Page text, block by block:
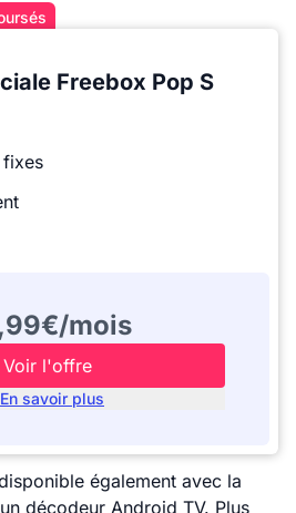
Freebox Pop S
mois
Voir l'offre
En savoir plus
également avec la
décodeur Android TV. Plus